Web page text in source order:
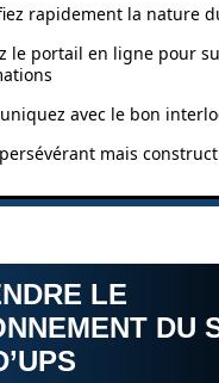
rapidement la nature
le portail en ligne pour
avec le bon
mais
LE
DU